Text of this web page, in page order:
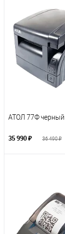
АТОЛ 77Ф черный
35 990 ₽ 36 490 ₽